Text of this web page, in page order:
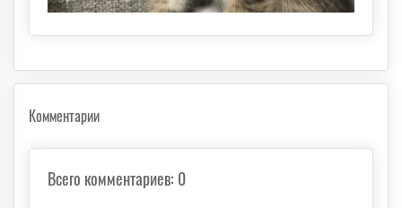
Комментарии
Всего комментариев: 0